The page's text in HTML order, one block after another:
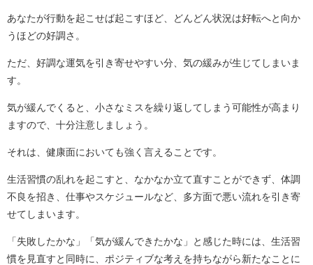
あなたが行動を起こせば起こすほど、どんどん状況は好転へと向か
うほどの好調さ。
ただ、好調な運気を引き寄せやすい分、気の緩みが生じてしまいま
す。
気が緩んでくると、小さなミスを繰り返してしまう可能性が高まり
ますので、十分注意しましょう。
それは、健康面においても強く言えることです。
生活習慣の乱れを起こすと、なかなか立て直すことができず、体調
不良を招き、仕事やスケジュールなど、多方面で悪い流れを引き寄
せてしまいます。
「失敗したかな」「気が緩んできたかな」と感じた時には、生活習
慣を見直すと同時に、ポジティブな考えを持ちながら新たなことに